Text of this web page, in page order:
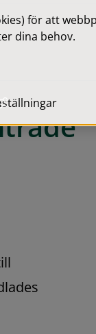
för att
dina behov.